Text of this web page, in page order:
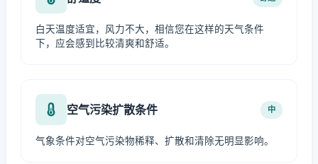
白天温度适宜，风力不大，相信您在这样的天气条件
下，应会感到比较清爽和舒适。
空气污染扩散条件 中
气象条件对空气污染物稀释、扩散和清除无明显影响。